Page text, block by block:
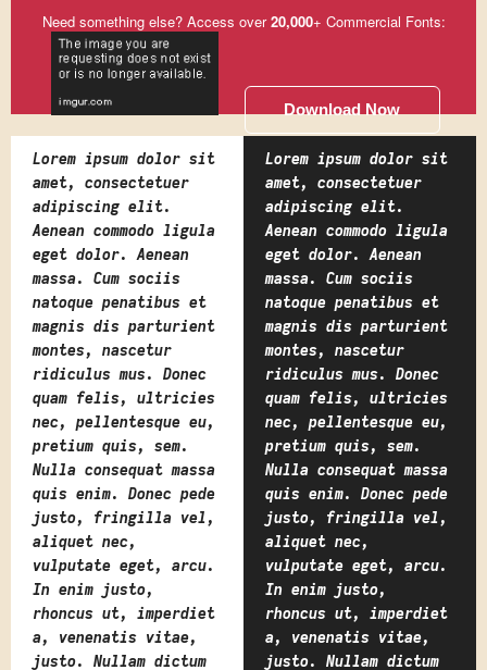
Need something else? Access over20,000+ Commercial Fonts:
Download Now
Lorem ipsum dolor sit
amet, consectetuer
adipiscing elit.
Aenean commodo ligula
eget dolor. Aenean
massa. Cum sociis
natoque penatibus et
magnis dis parturient
montes, nascetur
ridiculus mus. Donec
quam felis, ultricies
nec, pellentesque eu,
pretium quis, sem.
Nulla consequat massa
quis enim. Donec pede
justo, fringilla vel,
aliquet nec,
vulputate eget, arcu.
In enim justo,
rhoncus ut, imperdiet
a, venenatis vitae,
justo. Nullam dictum
Lorem ipsum dolor sit
amet, consectetuer
adipiscing elit.
Aenean commodo ligula
eget dolor. Aenean
massa. Cum sociis
natoque penatibus et
magnis dis parturient
montes, nascetur
ridiculus mus. Donec
quam felis, ultricies
nec, pellentesque eu,
pretium quis, sem.
Nulla consequat massa
quis enim. Donec pede
justo, fringilla vel,
aliquet nec,
vulputate eget, arcu.
In enim justo,
rhoncus ut, imperdiet
a, venenatis vitae,
justo. Nullam dictum